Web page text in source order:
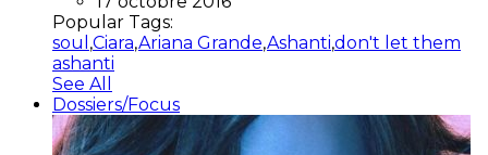
Popular Tags:
soul ,Ciara,Ariana Grande,Ashanti,don't let them
ashanti
See All
Dossiers/Focus